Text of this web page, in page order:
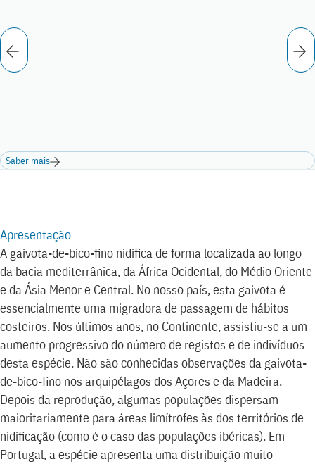
Saber mais
Apresentação
A gaivota-de-bico-fino nidifica de forma localizada ao longo
da bacia mediterrânica, da África Ocidental, do Médio Oriente
e da Ásia Menor e Central. No nosso país, esta gaivota é
essencialmente uma migradora de passagem de hábitos
costeiros. Nos últimos anos, no Continente, assistiu-se a um
aumento progressivo do número de registos e de indivíduos
desta espécie. Não são conhecidas observações da gaivota-
de-bico-fino nos arquipélagos dos Açores e da Madeira.
Depois da reprodução, algumas populações dispersam
maioritariamente para áreas limítrofes às dos territórios de
nidificação (como é o caso das populações ibéricas). Em
Portugal, a espécie apresenta uma distribuição muito